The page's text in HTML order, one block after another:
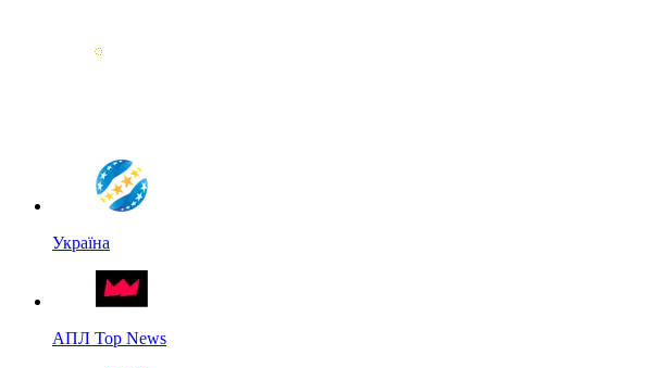
Україна
АПЛ Top News